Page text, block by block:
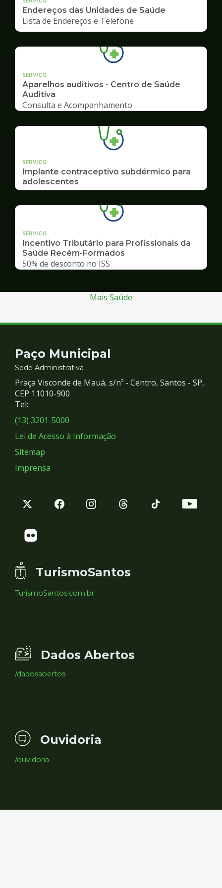
Endereços das Unidades de Saúde
Lista de Endereços e Telefone
SERVICO
Aparelhos auditivos - Centro de Saúde
Auditiva
Consulta e Acompanhamento
SERVICO
Implante contraceptivo subdérmico para
adolescentes
SERVICO
Incentivo Tributário para Profissionais da
Saúde Recém-Formados
50% de desconto no ISS
Mais Saúde
Contato
e
Redes
Sociais
Paço Municipal
Sede Administrativa
Praça Visconde de Mauá, s/nº - Centro, Santos - SP,
CEP 11010-900
Tel:
(13) 3201-5000
Lei de Acesso à Informação
Sitemap
Imprensa
TurismoSantos
TurismoSantos.com.br
Dados Abertos
/dadosabertos
Ouvidoria
/ouvidoria